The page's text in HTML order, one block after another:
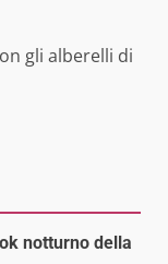
gli alberelli di
notturno della